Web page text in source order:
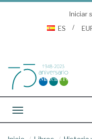
Iniciar
ES
Toggle navigation